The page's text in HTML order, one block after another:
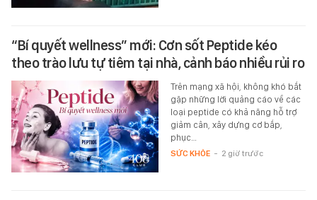
“Bí quyết wellness” mới: Cơn sốt Peptide kéo
theo trào lưu tự tiêm tại nhà, cảnh báo nhiều rủi ro
Trên mạng xã hội, không khó bắt
gặp những lời quảng cáo về các
loại peptide có khả năng hỗ trợ
giảm cân, xây dựng cơ bắp,
phục…
SỨC KHỎE - 2 giờ trước